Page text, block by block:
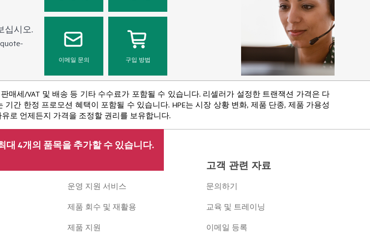
십시오.
이메일 문의 구입 방법
매세/VAT 및 배송 등 기타 수수료가 포함될 수 있습니다. 리셀러가 설정한 트랜잭션 가격은 다
간 한정 프로모션 혜택이 포함될 수 있습니다. HPE는 시장 상황 변화, 제품 단종, 제품 가용성
로 언제든지 가격을 조정할 권리를 보유합니다.
대 4개의 품목을 추가할 수 있습니다.
운영 지원 서비스
제품 회수 및 재활용
제품 지원
고객 관련 자료
문의하기
교육 및 트레이닝
이메일 등록